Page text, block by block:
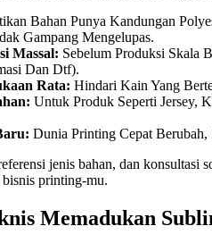
Bahan Punya Kandungan
Gampang Mengelupas.
Massal: Sebelum Produksi Skala
Dan Dtf).
Rata: Hindari Kain Yang
Untuk Produk Seperti Jersey,
Dunia Printing Cepat
jenis bahan, dan konsultasi
printing-mu.
Memadukan